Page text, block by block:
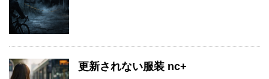
更新されない服装 nc+